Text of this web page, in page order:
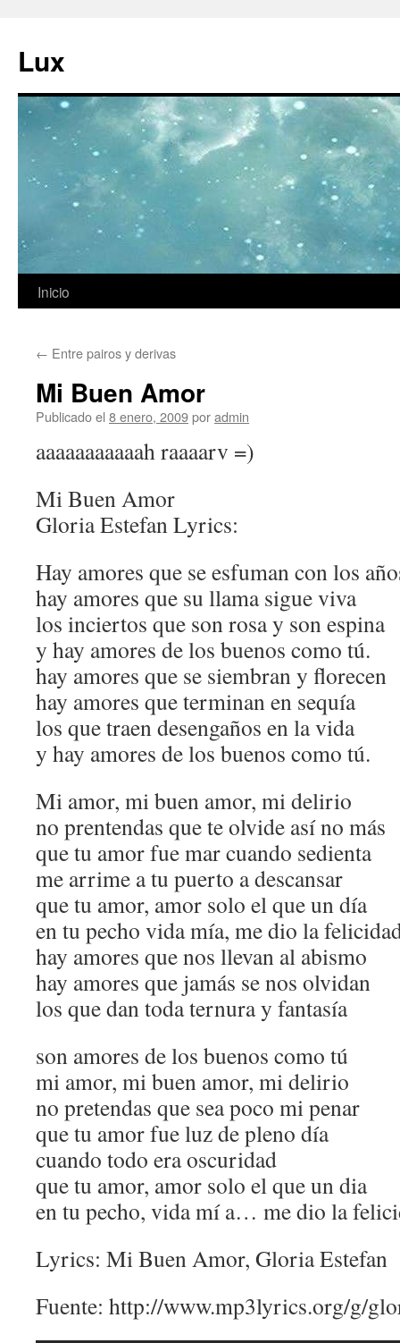
contenido
Lux
Inicio
← Entre pairos y derivas
Mi Buen Amor
Publicado el 8 enero, 2009poradmin
aaaaaaaaaaah raaaarv =)
Mi Buen Amor
Gloria Estefan Lyrics:
Hay amores que se esfuman con los
hay amores que su llama sigue viva
los inciertos que son rosa y son espina
y hay amores de los buenos como tú.
hay amores que se siembran y florecen
hay amores que terminan en sequía
los que traen desengaños en la vida
y hay amores de los buenos como tú.
Mi amor, mi buen amor, mi delirio
no prentendas que te olvide así no más
que tu amor fue mar cuando sedienta
me arrime a tu puerto a descansar
que tu amor, amor solo el que un dí­a
en tu pecho vida mí­a, me dio la
hay amores que nos llevan al abismo
hay amores que jamás se nos olvidan
los que dan toda ternura y fantasí­a
son amores de los buenos como tú
mi amor, mi buen amor, mi delirio
no pretendas que sea poco mi penar
que tu amor fue luz de pleno día
cuando todo era oscuridad
que tu amor, amor solo el que un dia
en tu pecho, vida mí ­a… me dio la
Lyrics: Mi Buen Amor, Gloria Estefan
Fuente: http://www.mp3lyrics.org/g/